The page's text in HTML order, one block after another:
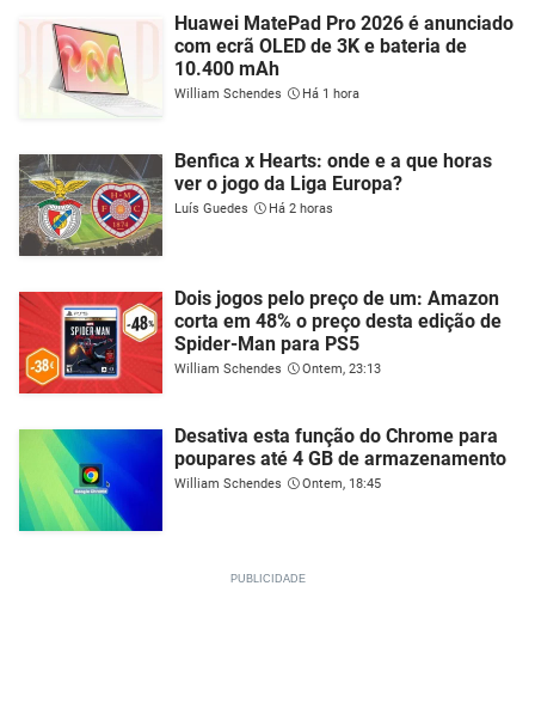
Huawei MatePad Pro 2026 é anunciado
com ecrã OLED de 3K e bateria de
10.400 mAh
William Schendes Há 1 hora
Benfica x Hearts: onde e a que horas
ver o jogo da Liga Europa?
Luís Guedes Há 2 horas
Dois jogos pelo preço de um: Amazon
corta em 48% o preço desta edição de
Spider-Man para PS5
William Schendes Ontem, 23:13
Desativa esta função do Chrome para
poupares até 4 GB de armazenamento
William Schendes Ontem, 18:45